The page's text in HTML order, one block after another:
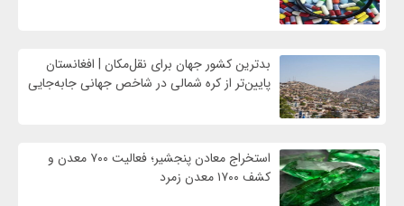
بدترین کشور جهان برای نقل‌مکان | افغانستان
پایین‌تر از کره شمالی در شاخص جهانی جابه‌جایی
استخراج معادن پنجشیر؛ فعالیت ۷۰۰ معدن و
کشف ۱۷۰۰ معدن زمرد